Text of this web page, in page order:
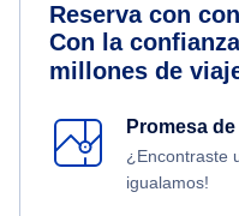
Reserva con
Con la
millones de
Promesa
¿Encontraste
igualamos!